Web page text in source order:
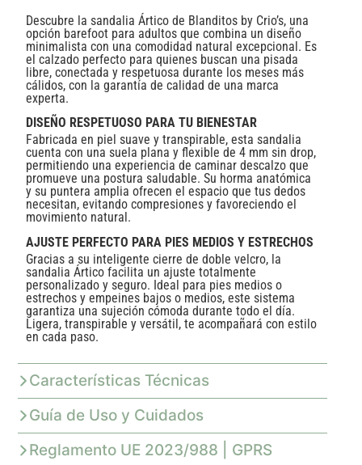
Descubre la sandalia Ártico de Blanditos by Crio’s, una
opción barefoot para adultos que combina un diseño
minimalista con una comodidad natural excepcional. Es
el calzado perfecto para quienes buscan una pisada
libre, conectada y respetuosa durante los meses más
cálidos, con la garantía de calidad de una marca
experta.
DISEÑO RESPETUOSO PARA TU BIENESTAR
Fabricada en piel suave y transpirable, esta sandalia
cuenta con una suela plana y flexible de 4 mm sin drop,
permitiendo una experiencia de caminar descalzo que
promueve una postura saludable. Su horma anatómica
y su puntera amplia ofrecen el espacio que tus dedos
necesitan, evitando compresiones y favoreciendo el
movimiento natural.
AJUSTE PERFECTO PARA PIES MEDIOS Y ESTRECHOS
Gracias a su inteligente cierre de doble velcro, la
sandalia Ártico facilita un ajuste totalmente
personalizado y seguro. Ideal para pies medios o
estrechos y empeines bajos o medios, este sistema
garantiza una sujeción cómoda durante todo el día.
Ligera, transpirable y versátil, te acompañará con estilo
en cada paso.
Características Técnicas
Guía de Uso y Cuidados
Reglamento UE 2023/988 | GPRS